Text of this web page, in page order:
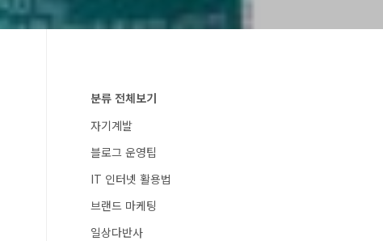
분류 전체보기
자기계발
블로그 운영팁
IT 인터넷 활용법
브랜드 마케팅
일상다반사